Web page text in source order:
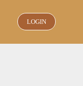
LOGIN